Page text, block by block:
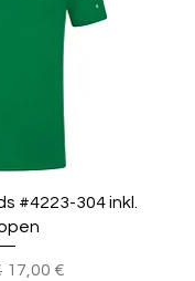
#4223-304 inkl.
Sale-Preis
17,00 €